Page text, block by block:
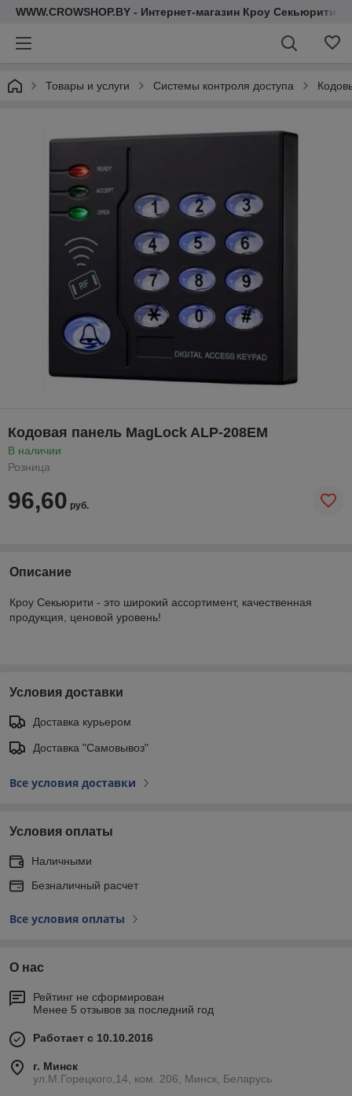
WWW.CROWSHOP.BY - Интернет-магазин Кроу Секьюрити
Товары и услуги Системы контроля доступа
Кодовая панель MagLock ALP-208EM
В наличии
Розница
96,60 руб.
Описание
Кроу Секьюрити - это широкий ассортимент, качественная
продукция, ценовой уровень!
Условия доставки
Доставка курьером
Доставка "Самовывоз"
Все условия доставки
Условия оплаты
Наличными
Безналичный расчет
Все условия оплаты
О нас
Рейтинг не сформирован
Менее 5 отзывов за последний год
Работает с 10.10.2016
г. Минск
ул.М.Горецкого,14, ком. 206, Минск, Беларусь